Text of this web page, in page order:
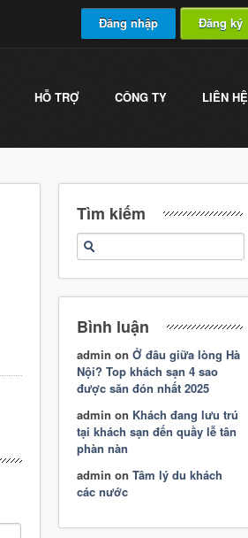
Đăng nhập Đăng ký
HỖ TRỢ CÔNG TY LIÊN HỆ
Tìm kiếm
Bình luận
admin on Ở đâu giữa lòng Hà
Nội? Top khách sạn 4 sao
được săn đón nhất 2025
admin on Khách đang lưu trú
tại khách sạn đến quầy lễ tân
phàn nàn
admin on Tâm lý du khách
các nước